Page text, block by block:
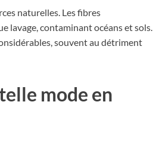
naturelles. Les fibres
lavage, contaminant océans et sols.
souvent au détriment
mode en